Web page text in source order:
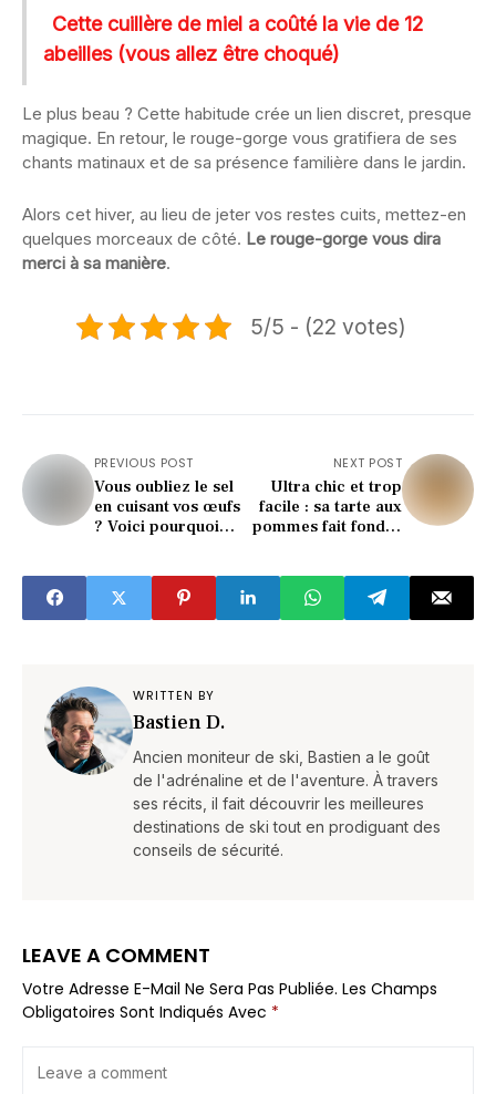
Cette cuillère de miel a coûté la vie de 12
abeilles (vous allez être choqué)
Le plus beau ? Cette habitude crée un lien discret, presque
magique. En retour, le rouge-gorge vous gratifiera de ses
chants matinaux et de sa présence familière dans le jardin.
Alors cet hiver, au lieu de jeter vos restes cuits, mettez-en
quelques morceaux de côté. Le rouge-gorge vous dira
merci à sa manière.
5/5 - (22 votes)
PREVIOUS POST
Vous oubliez le sel
en cuisant vos œufs
? Voici pourquoi
NEXT POST
Ultra chic et trop
facile : sa tarte aux
pommes fait fondre
WRITTEN BY
Bastien D.
Ancien moniteur de ski, Bastien a le goût
de l'adrénaline et de l'aventure. À travers
ses récits, il fait découvrir les meilleures
destinations de ski tout en prodiguant des
conseils de sécurité.
LEAVE A COMMENT
Votre Adresse E-Mail Ne Sera Pas Publiée. Les Champs
Obligatoires Sont Indiqués Avec *